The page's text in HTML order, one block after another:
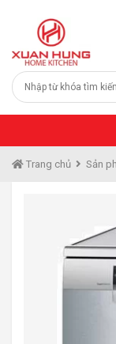
Trang chủ Sản